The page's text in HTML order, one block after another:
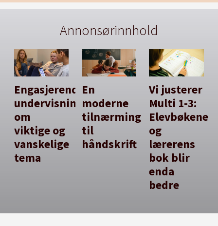
Annonsørinnhold
Engasjerende
undervisning
om
viktige og
vanskelige
tema
En
moderne
tilnærming
til
håndskrift
Vi justerer
Multi 1-3:
Elevbøkene
og
lærerens
bok blir
enda
bedre